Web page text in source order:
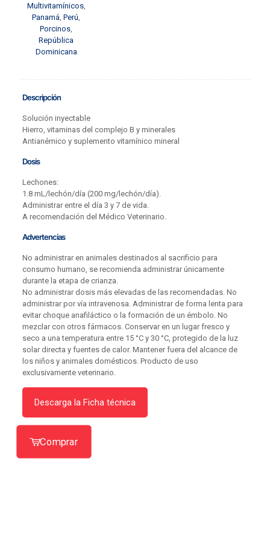
Multivitamínicos,
Panamá ,Perú
Porcinos
República
Dominicana
Descripción
Solución inyectable
Hierro, vitaminas del complejo B y minerales
Antianémico y suplemento vitamínico mineral
Dosis
Lechones:
1.8 mL/lechón/día (200 mg/lechón/día).
Administrar entre el día 3 y 7 de vida.
A recomendación del Médico Veterinario.
Advertencias
No administrar en animales destinados al sacrificio para
consumo humano, se recomienda administrar únicamente
durante la etapa de crianza.
No administrar dosis más elevadas de las recomendadas. No
administrar por vía intravenosa. Administrar de forma lenta para
evitar choque anafiláctico o la formación de un émbolo. No
mezclar con otros fármacos. Conservar en un lugar fresco y
seco a una temperatura entre 15 °C y 30 °C, protegido de la luz
solar directa y fuentes de calor. Mantener fuera del alcance de
los niños y animales domésticos. Producto de uso
exclusivamente veterinario.
Descarga la Ficha técnica
Comprar